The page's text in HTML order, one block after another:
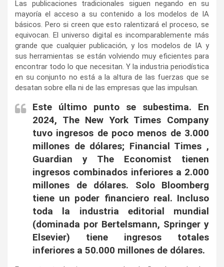
Las publicaciones tradicionales siguen negando en su
mayoría el acceso a su contenido a los modelos de IA
básicos. Pero si creen que esto ralentizará el proceso, se
equivocan. El universo digital es incomparablemente más
grande que cualquier publicación, y los modelos de IA y
sus herramientas se están volviendo muy eficientes para
encontrar todo lo que necesitan. Y la industria periodística
en su conjunto no está a la altura de las fuerzas que se
desatan sobre ella ni de las empresas que las impulsan.
Este último punto se subestima. En
2024, The New York Times Company
tuvo ingresos de poco menos de 3.000
millones de dólares; Financial Times ,
Guardian y The Economist tienen
ingresos combinados inferiores a 2.000
millones de dólares. Solo Bloomberg
tiene un poder financiero real. Incluso
toda la industria editorial mundial
(dominada por Bertelsmann, Springer y
Elsevier) tiene ingresos totales
inferiores a 50.000 millones de dólares.